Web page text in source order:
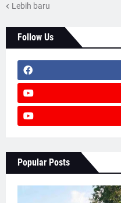
Lebih baru
Follow Us
Popular Posts